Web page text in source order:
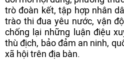
trò đoàn kết, tập hợp nhân
trào thi đua yêu nước, vận
chống lại những luận điệu
thù địch, bảo đảm an ninh,
xã hội trên địa bàn.